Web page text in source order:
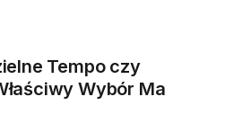
Tempo czy
Wybór Ma